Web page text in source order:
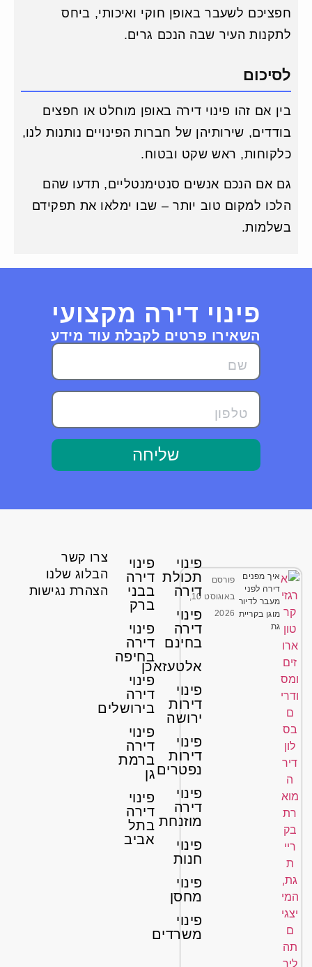
חפציכם לשעבר באופן חוקי ואיכותי, ביחס
לתקנות העיר שבה הנכם גרים.
לסיכום
בין אם זהו פינוי דירה באופן מוחלט או חפצים
בודדים, שירותיהן של חברות הפינויים נותנות לנו,
כלקוחות, ראש שקט ובטוח.
גם אם הנכם אנשים סנטימנטליים, תדעו שהם
הלכו למקום טוב יותר – שבו ימלאו את תפקידם
בשלמות.
פינוי דירה מקצועי
השאירו פרטים לקבלת עוד מידע
שליחה
איך מפנים
דירה לפני
מעבר לדיור
מוגן בקריית
גת
פורסם
באוגוסט 10,
2026
פינוי
תכולת
דירה
פינוי
דירה
בחינם
אלטעזאכן
פינוי
דירות
ירושה
פינוי
דירות
נפטרים
פינוי
דירה
מוזנחת
פינוי
חנות
פינוי
מחסן
פינוי
משרדים
פינוי
דירה
בבני
ברק
פינוי
דירה
בחיפה
פינוי
דירה
בירושלים
פינוי
דירה
ברמת
גן
פינוי
דירה
בתל
אביב
צרו קשר
הבלוג שלנו
הצהרת נגישות